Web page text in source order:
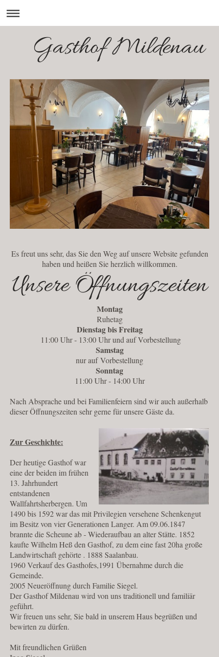
Gasthof Mildenau
Es freut uns sehr, das Sie den Weg auf unsere Website gefunden
haben und heißen Sie herzlich willkommen.
Unsere Öffnungszeiten
Montag
Ruhetag
Dienstag bis Freitag
11:00 Uhr - 13:00 Uhr und auf Vorbestellung
Samstag
nur auf Vorbestellung
Sonntag
11:00 Uhr - 14:00 Uhr
Nach Absprache und bei Familienfeiern sind wir auch außerhalb
dieser Öffnungszeiten sehr gerne für unsere Gäste da.
Zur Geschichte:
Der heutige Gasthof war
eine der beiden im frühen
13. Jahrhundert
entstandenen
Wallfahrtsherbergen. Um
1490 bis 1592 war das mit Privilegien versehene Schenkengut
im Besitz von vier Generationen Langer. Am 09.06.1847
brannte die Scheune ab - Wiederaufbau an alter Stätte. 1852
kaufte Wilhelm Heß den Gasthof, zu dem eine fast 20ha große
Landwirtschaft gehörte . 1888 Saalanbau.
1960 Verkauf des Gasthofes,1991 Übernahme durch die
Gemeinde.
2005 Neueröffnung durch Familie Siegel.
Der Gasthof Mildenau wird von uns traditionell und familiär
geführt.
Wir freuen uns sehr, Sie bald in unserem Haus begrüßen und
bewirten zu dürfen.
Mit freundlichen Grüßen